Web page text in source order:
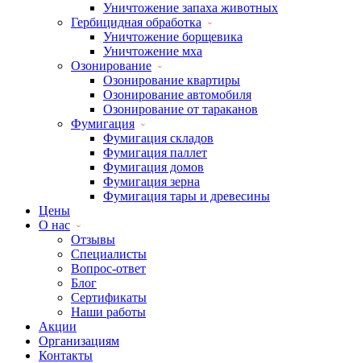
Уничтожение запаха животных
Гербицидная обработка
Уничтожение борщевика
Уничтожение мха
Озонирование
Озонирование квартиры
Озонирование автомобиля
Озонирование от тараканов
Фумигация
Фумигация складов
Фумигация паллет
Фумигация домов
Фумигация зерна
Фумигация тары и древесины
Цены
О нас
Отзывы
Специалисты
Вопрос-ответ
Блог
Сертификаты
Наши работы
Акции
Организациям
Контакты